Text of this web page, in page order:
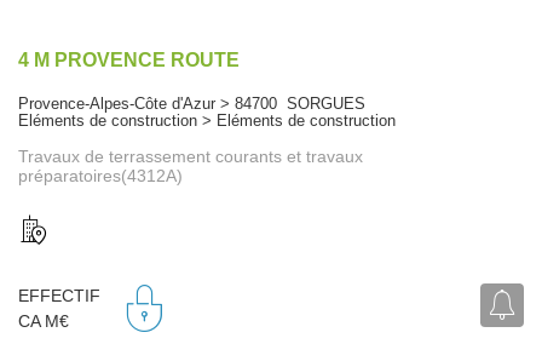
4 M PROVENCE ROUTE
Provence-Alpes-Côte d'Azur > 84700 SORGUES
Eléments de construction > Eléments de construction
Travaux de terrassement courants et travaux
préparatoires(4312A)
EFFECTIF
CA M€